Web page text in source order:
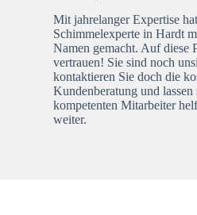
Mit jahrelanger Expertise
Schimmelexperte in Hardt
Namen gemacht. Auf diese
vertrauen! Sie sind noch
kontaktieren Sie doch die
Kundenberatung und
kompetenten Mitarbeiter
weiter.